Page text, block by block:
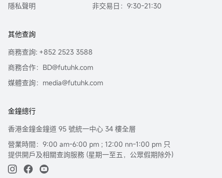
隱私聲明
非交易日：9:30-21:30
其他查詢
商務查詢: +852 2523 3588
商務合作：BD@futuhk.com
媒體查詢：media@futuhk.com
金鐘總行
香港金鐘金鐘道 95 號統一中心 34 樓全層
營業時間：9:00 am-6:00 pm ; 12:00 nn-1:00 pm 只
提供開戶及相關查詢服務 (星期一至五，公眾假期除外)